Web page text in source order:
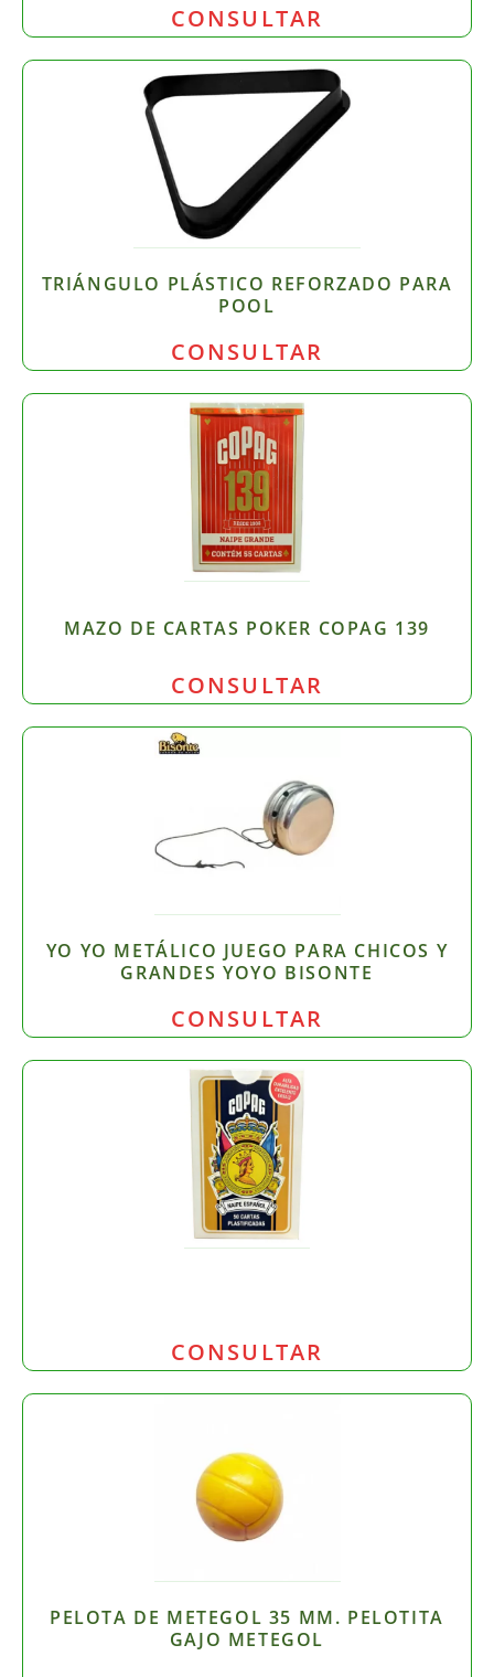
CONSULTAR
TRIÁNGULO PLÁSTICO REFORZADO PARA
POOL
CONSULTAR
MAZO DE CARTAS POKER COPAG 139
CONSULTAR
YO YO METÁLICO JUEGO PARA CHICOS Y
GRANDES YOYO BISONTE
CONSULTAR
CONSULTAR
PELOTA DE METEGOL 35 MM. PELOTITA
GAJO METEGOL